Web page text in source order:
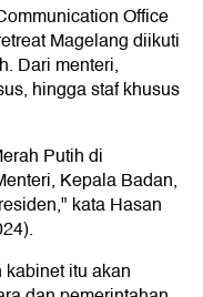
Office
Magelang diikuti
Dari menteri,
hingga staf khusus
Putih di
Kepala Badan,
kata Hasan
itu akan